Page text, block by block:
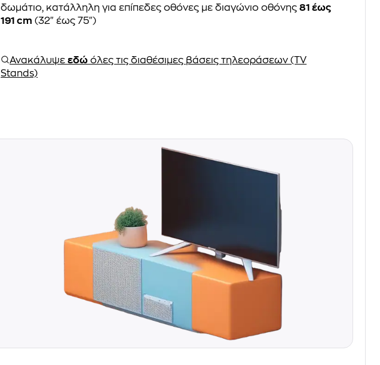
δωμάτιο, κατάλληλη για επίπεδες οθόνες με διαγώνιο οθόνης81 έως
191 cm (32" έως 75")
Ανακάλυψεεδώ όλες τις διαθέσιμες βάσεις τηλεοράσεων (TV
Stands)